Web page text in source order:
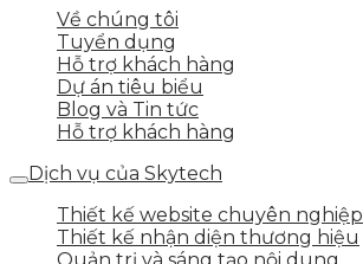
Về chúng tôi
Tuyển dụng
Hỗ trợ khách hàng
Dự án tiêu biểu
Blog và Tin tức
Hỗ trợ khách hàng
Dịch vụ của Skytech
Thiết kế website chuyên nghiệp
Thiết kế nhận diện thương hiệu